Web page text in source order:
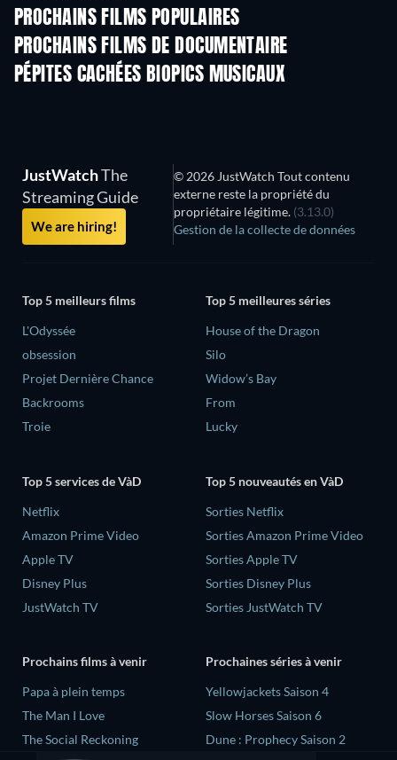
PROCHAINS FILMS POPULAIRES
PROCHAINS FILMS DE DOCUMENTAIRE
PÉPITES CACHÉES BIOPICS MUSICAUX
JustWatchThe
Streaming Guide
We are hiring!
© 2026 JustWatch Tout contenu
externe reste la propriété du
propriétaire légitime. (3.13.0)
Gestion de la collecte de données
Top 5 meilleurs films
L'Odyssée
obsession
Projet Dernière Chance
Backrooms
Troie
Top 5 meilleures séries
House of the Dragon
Silo
Widow’s Bay
From
Lucky
Top 5 services de VàD
Netflix
Amazon Prime Video
Apple TV
Disney Plus
JustWatch TV
Top 5 nouveautés en VàD
Sorties Netflix
Sorties Amazon Prime Video
Sorties Apple TV
Sorties Disney Plus
Sorties JustWatch TV
Prochains films à venir
‎Papa à plein temps
The Man I Love
The Social Reckoning
Prochaines séries à venir
Yellowjackets Saison 4
Slow Horses Saison 6
Dune : Prophecy Saison 2